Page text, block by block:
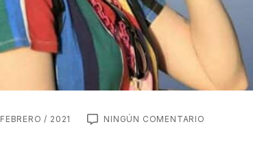
FEBRERO / 2021 NINGÚN COMENTARIO